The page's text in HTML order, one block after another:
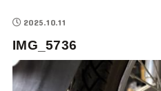
2025.10.11
IMG_5736